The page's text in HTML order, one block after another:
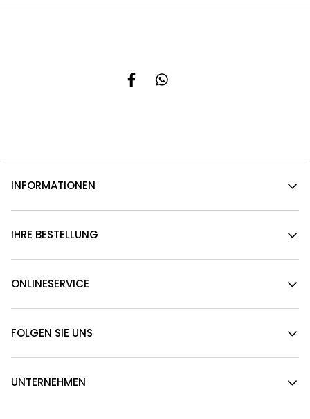
INFORMATIONEN
IHRE BESTELLUNG
ONLINESERVICE
FOLGEN SIE UNS
UNTERNEHMEN